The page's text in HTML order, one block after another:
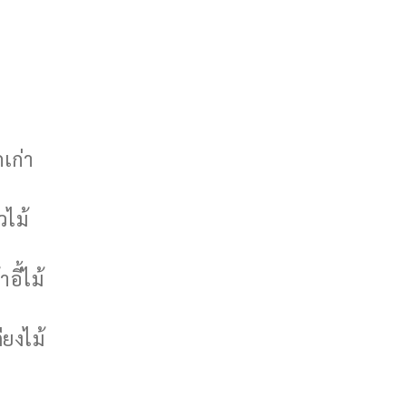
ก่า
ไม้
อี้ไม้
งไม้